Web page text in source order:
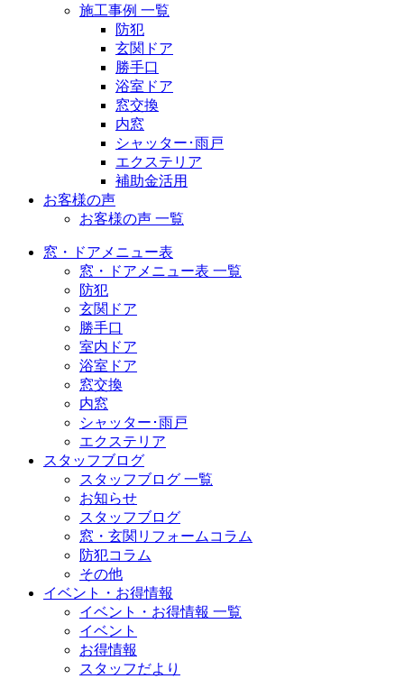
施工事例 一覧
防犯
玄関ドア
勝手口
浴室ドア
窓交換
内窓
シャッター･雨戸
エクステリア
補助金活用
お客様の声
お客様の声 一覧
窓・ドアメニュー表
窓・ドアメニュー表 一覧
防犯
玄関ドア
勝手口
室内ドア
浴室ドア
窓交換
内窓
シャッター･雨戸
エクステリア
スタッフブログ
スタッフブログ 一覧
お知らせ
スタッフブログ
窓・玄関リフォームコラム
防犯コラム
その他
イベント・お得情報
イベント・お得情報 一覧
イベント
お得情報
スタッフだより